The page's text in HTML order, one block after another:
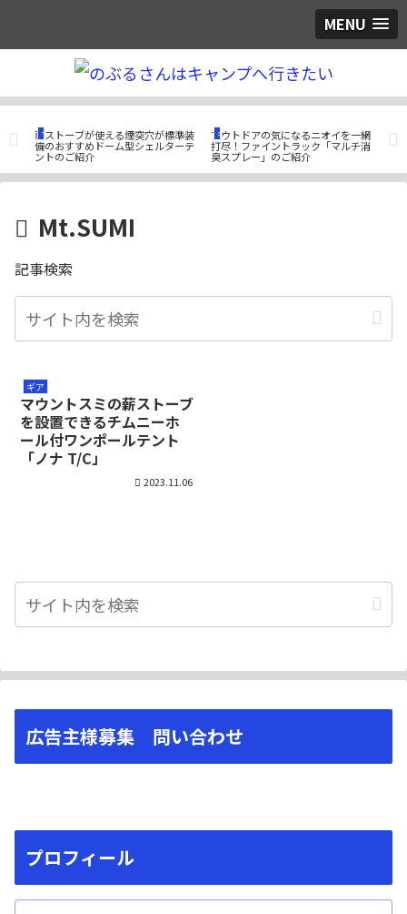
MENU
本
純
つぶやき
薪ストーブが使える煙突穴が標準装
備のおすすめドーム型シェルターテ
ントのご紹介
ギア
アウトドアの気になるニオイを一網
打尽！ファイントラック「マルチ消
臭スプレー」のご紹介
ギ
酒
は
Mt.SUMI
記事検索
ギア
マウントスミの薪ストーブ
を設置できるチムニーホ
ール付ワンポールテント
「ノナ T/C」
2023.11.06
広告主様募集 問い合わせ
プロフィール